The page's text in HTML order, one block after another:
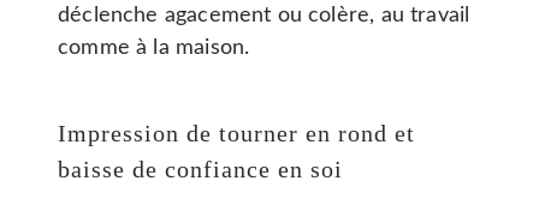
déclenche agacement ou colère, au travail
comme à la maison.
Impression de tourner en rond et
baisse de confiance en soi